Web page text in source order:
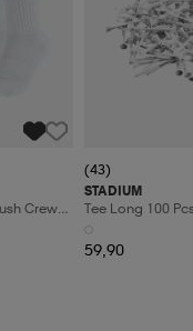
Crew
(43)
STADIUM
Tee Long 100
59,90